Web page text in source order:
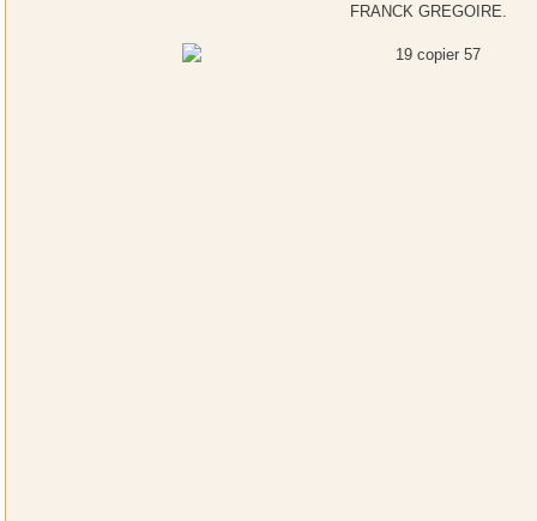
FRANCK GREGOIRE.